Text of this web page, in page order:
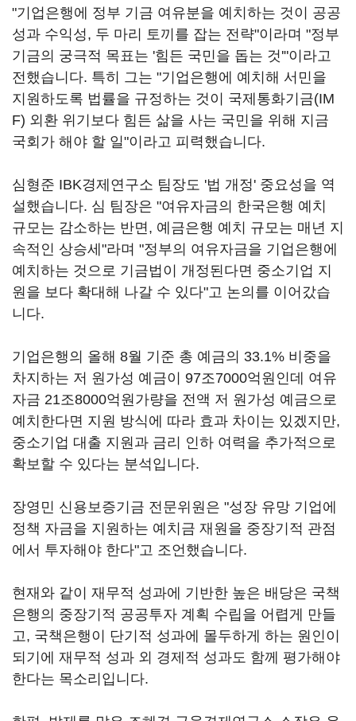
"기업은행에 정부 기금 여유분을 예치하는 것이 공공
성과 수익성, 두 마리 토끼를 잡는 전략"이라며 "정부
기금의 궁극적 목표는 '힘든 국민을 돕는 것'"이라고
전했습니다. 특히 그는 "기업은행에 예치해 서민을
지원하도록 법률을 규정하는 것이 국제통화기금(IM
F) 외환 위기보다 힘든 삶을 사는 국민을 위해 지금
국회가 해야 할 일"이라고 피력했습니다.
심형준 IBK경제연구소 팀장도 '법 개정' 중요성을 역
설했습니다. 심 팀장은 "여유자금의 한국은행 예치
규모는 감소하는 반면, 예금은행 예치 규모는 매년 지
속적인 상승세"라며 "정부의 여유자금을 기업은행에
예치하는 것으로 기금법이 개정된다면 중소기업 지
원을 보다 확대해 나갈 수 있다"고 논의를 이어갔습
니다.
기업은행의 올해 8월 기준 총 예금의 33.1% 비중을
차지하는 저 원가성 예금이 97조7000억원인데 여유
자금 21조8000억원가량을 전액 저 원가성 예금으로
예치한다면 지원 방식에 따라 효과 차이는 있겠지만,
중소기업 대출 지원과 금리 인하 여력을 추가적으로
확보할 수 있다는 분석입니다.
장영민 신용보증기금 전문위원은 "성장 유망 기업에
정책 자금을 지원하는 예치금 재원을 중장기적 관점
에서 투자해야 한다"고 조언했습니다.
현재와 같이 재무적 성과에 기반한 높은 배당은 국책
은행의 중장기적 공공투자 계획 수립을 어렵게 만들
고, 국책은행이 단기적 성과에 몰두하게 하는 원인이
되기에 재무적 성과 외 경제적 성과도 함께 평가해야
한다는 목소리입니다.